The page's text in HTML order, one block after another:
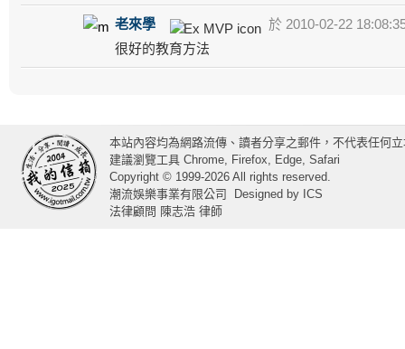
老來學
於 2010-02-22
很好的教育方法
本站內容均為網路流傳、讀者分享之郵件，不代表任何
建議瀏覽工具 Chrome, Firefox, Edge, Safari
Copyright © 1999-2026 All rights reserved.
潮流娛樂事業有限公司
Designed by ICS
法律顧問 陳志浩 律師